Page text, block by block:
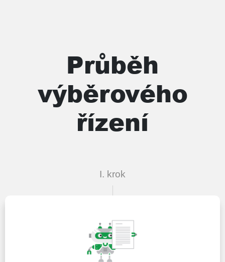
Průběh
výběrového
řízení
I. krok